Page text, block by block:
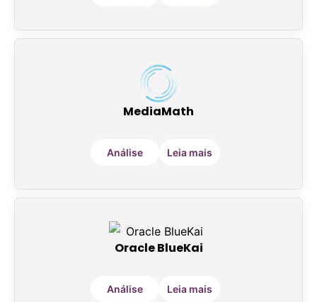
MediaMath
Análise Leia mais
Oracle BlueKai
Análise Leia mais